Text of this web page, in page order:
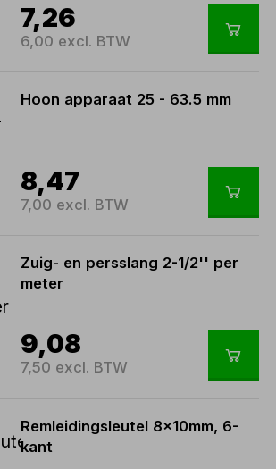
7,26
6,00 excl. BTW
Hoon apparaat 25 - 63.5 mm
8,47
7,00 excl. BTW
Zuig- en persslang 2-1/2'' per
meter
9,08
7,50 excl. BTW
Remleidingsleutel 8x10mm, 6-
kant